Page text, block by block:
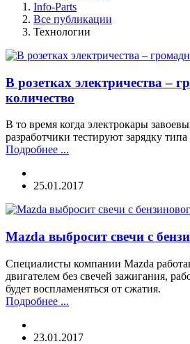
Info-Parts
Все публикации
Технологии
В розетках электричества –
количество
В то время когда электрокары
разработчики тестируют зарядку
Подробнее ...
25.01.2017
Mazda выбросит свечи с
Специалисты компании Mazda
двигателем без свечей зажигания,
будет воспламеняться от сжатия.
Подробнее ...
23.01.2017